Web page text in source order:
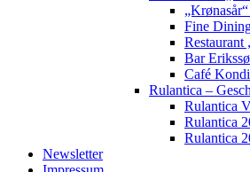
Fine
Restaurant
Bar
Café
Rulantica –
Rulantica
Rulantica
Rulantica
Newsletter